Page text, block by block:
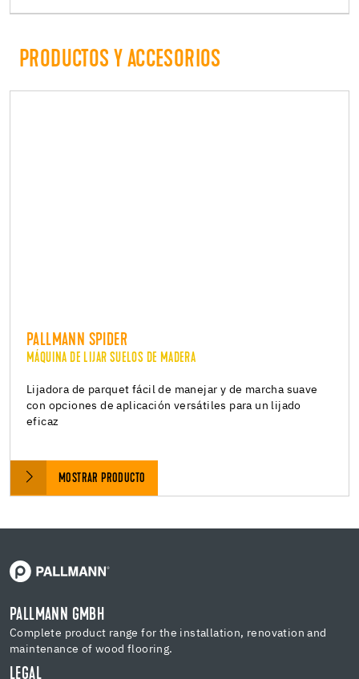
PRODUCTOS Y ACCESORIOS
PALLMANN SPIDER
MÁQUINA DE LIJAR SUELOS DE MADERA
Lijadora de parquet fácil de manejar y de marcha suave
con opciones de aplicación versátiles para un lijado
eficaz
MOSTRAR PRODUCTO
PALLMANN GMBH
Complete product range for the installation, renovation and
maintenance of wood flooring.
LEGAL